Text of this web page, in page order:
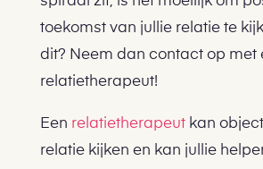
toekomst van jullie relatie te
dit? Neem dan contact op met
relatietherapeut!
Een relatietherapeutkan
relatie kijken en kan jullie